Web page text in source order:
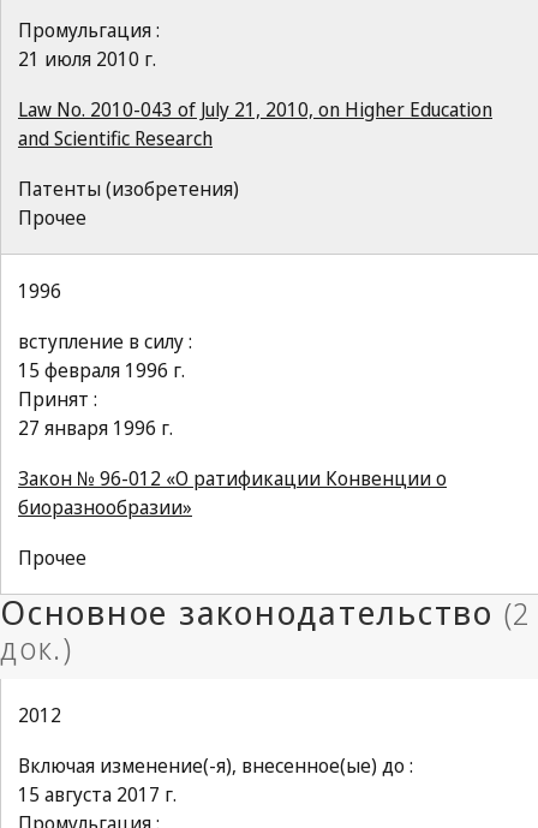
Промульгация :
21 июля 2010 г.
Law No. 2010-043 of July 21, 2010, on Higher Education
and Scientific Research
Патенты (изобретения)
Прочее
1996
вступление в силу :
15 февраля 1996 г.
Принят :
27 января 1996 г.
Закон № 96-012 «О ратификации Конвенции о
биоразнообразии»
Прочее
2012
Включая изменение(-я), внесенное(ые) до :
15 августа 2017 г.